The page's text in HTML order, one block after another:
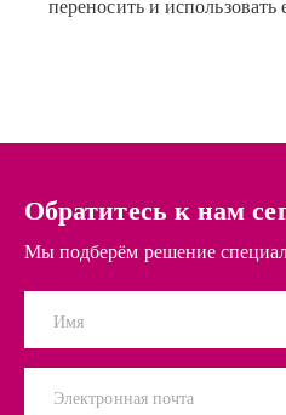
переносить и
Обратитесь к нам
Мы подберём решение
Имя
Электронная почта